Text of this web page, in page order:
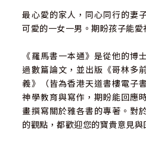
最心愛的家人，同心同行的妻
可愛的一女一男。期盼孩子能愛
《羅馬書一本通》是從他的博
過數篇論文，並出版《哥林多
義》（皆為香港天道書樓電子
神學教育與寫作，期盼能回應
畫撰寫關於雅各書的專著。對
的觀點，都歡迎您的寶貴意見與